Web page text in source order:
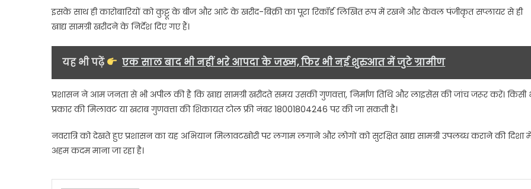
इसके साथ ही कारोबारियों को कुट्टू के बीज और आटे के खरीद-बिक्री का पूरा रिकॉर्ड लिखित रूप में रखने और केवल पंजीकृत सप्लायर से ही
खाद्य सामग्री खरीदने के निर्देश दिए गए हैं।
यह भी पढ़ें एक साल बाद भी नहीं भरे आपदा के जख्म, फिर भी नई शुरुआत में जुटे ग्रामीण
प्रशासन ने आम जनता से भी अपील की है कि खाद्य सामग्री खरीदते समय उसकी गुणवत्ता, निर्माण तिथि और लाइसेंस की जांच जरूर करें। किसी
प्रकार की मिलावट या खराब गुणवत्ता की शिकायत टोल फ्री नंबर 18001804246 पर की जा सकती है।
नवरात्रि को देखते हुए प्रशासन का यह अभियान मिलावटखोरी पर लगाम लगाने और लोगों को सुरक्षित खाद्य सामग्री उपलब्ध कराने की दिशा
अहम कदम माना जा रहा है।